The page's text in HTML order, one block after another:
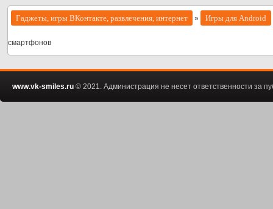
Гаджеты, игры ВКонтакте, развлечения, интернет » Игры для Android
смартфонов
www.vk-smiles.ru © 2021. Администрация не несет ответственности за